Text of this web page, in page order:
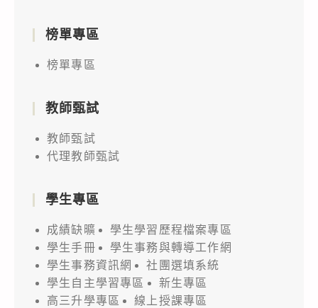
榜單專區
榜單專區
教師甄試
教師甄試
代理教師甄試
學生專區
成績缺曠
學生學習歷程檔案專區
學生手冊
學生事務與轉導工作網
學生事務資訊網
社團選填系統
學生自主學習專區
新生專區
高三升學專區
線上授課專區